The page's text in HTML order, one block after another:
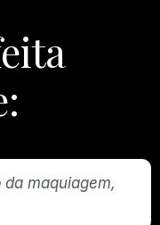
da maquiagem,